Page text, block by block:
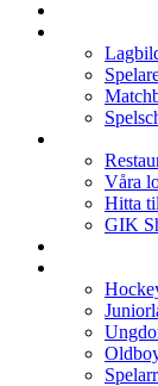
Våra
Hitta
GIK